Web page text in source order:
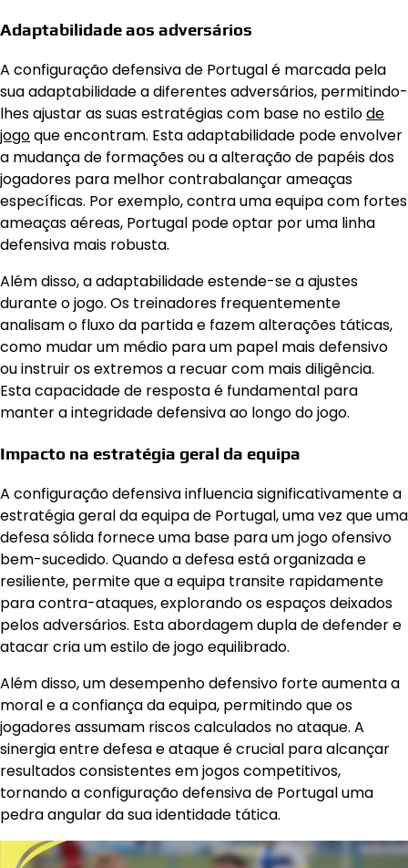
Adaptabilidade aos adversários
A configuração defensiva de Portugal é marcada pela
sua adaptabilidade a diferentes adversários, permitindo-
lhes ajustar as suas estratégias com base no estilode
jogoque encontram. Esta adaptabilidade pode envolver
a mudança de formações ou a alteração de papéis dos
jogadores para melhor contrabalançar ameaças
específicas. Por exemplo, contra uma equipa com fortes
ameaças aéreas, Portugal pode optar por uma linha
defensiva mais robusta.
Além disso, a adaptabilidade estende-se a ajustes
durante o jogo. Os treinadores frequentemente
analisam o fluxo da partida e fazem alterações táticas,
como mudar um médio para um papel mais defensivo
ou instruir os extremos a recuar com mais diligência.
Esta capacidade de resposta é fundamental para
manter a integridade defensiva ao longo do jogo.
Impacto na estratégia geral da equipa
A configuração defensiva influencia significativamente a
estratégia geral da equipa de Portugal, uma vez que uma
defesa sólida fornece uma base para um jogo ofensivo
bem-sucedido. Quando a defesa está organizada e
resiliente, permite que a equipa transite rapidamente
para contra-ataques, explorando os espaços deixados
pelos adversários. Esta abordagem dupla de defender e
atacar cria um estilo de jogo equilibrado.
Além disso, um desempenho defensivo forte aumenta a
moral e a confiança da equipa, permitindo que os
jogadores assumam riscos calculados no ataque. A
sinergia entre defesa e ataque é crucial para alcançar
resultados consistentes em jogos competitivos,
tornando a configuração defensiva de Portugal uma
pedra angular da sua identidade tática.